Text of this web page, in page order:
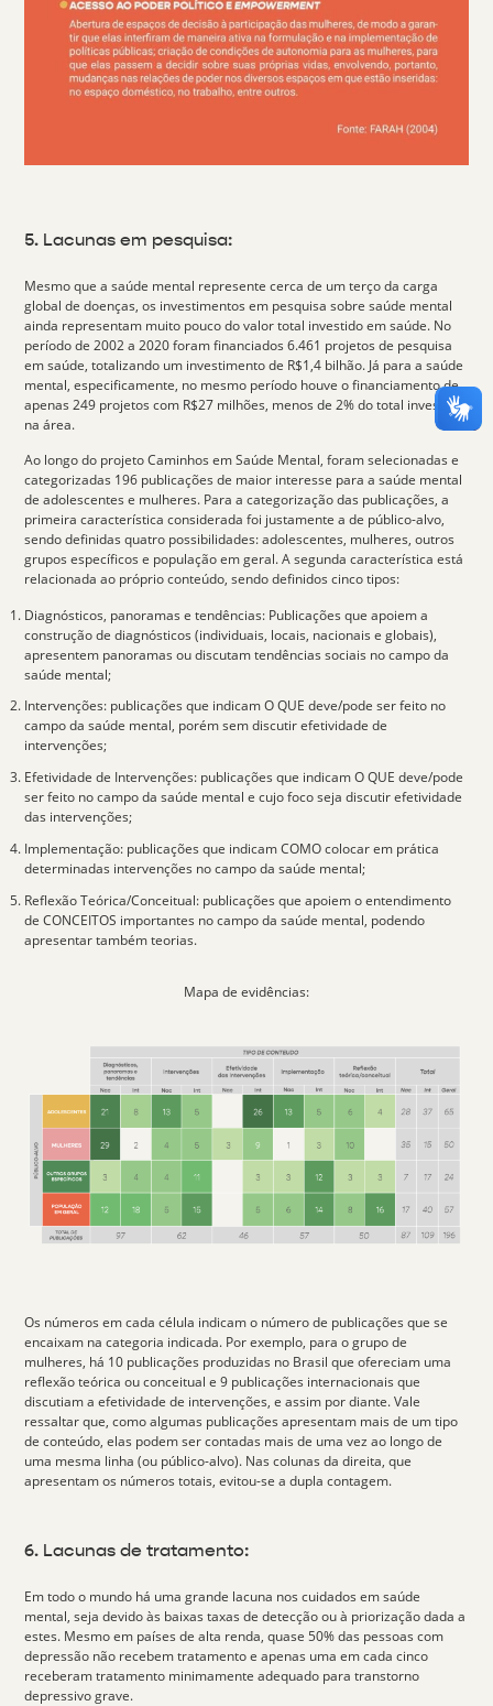
5. Lacunas em pesquisa:
Mesmo que a saúde mental represente cerca de um terço da carga
global de doenças, os investimentos em pesquisa sobre saúde mental
ainda representam muito pouco do valor total investido em saúde. No
período de 2002 a 2020 foram financiados 6.461 projetos de pesquisa
em saúde, totalizando um investimento de R$1,4 bilhão. Já para a saúde
mental, especificamente, no mesmo período houve o financiamento de
apenas 249 projetos com R$27 milhões, menos de 2% do total investido
na área.
Ao longo do projetoCaminhos em Saúde Mental, foramselecionadas e
categorizadas 196 publicaçõesde maior interesse para a saúde mental
de adolescentes e mulheres. Para a categorização das publicações, a
primeira característica considerada foi justamente a de público-alvo,
sendo definidas quatro possibilidades: adolescentes, mulheres, outros
grupos específicos e população em geral. A segunda característica está
relacionada ao próprio conteúdo, sendo definidos cinco tipos:
Diagnósticos, panoramas e tendências: Publicações que apoiem a
construção de diagnósticos (individuais, locais, nacionais e globais),
apresentem panoramas ou discutam tendências sociais no campo da
saúde mental;
Intervenções: publicações que indicam O QUE deve/pode ser feito no
campo da saúde mental, porém sem discutir efetividade de
intervenções;
Efetividade de Intervenções: publicações que indicam O QUE deve/pode
ser feito no campo da saúde mental e cujo foco seja discutir efetividade
das intervenções;
Implementação: publicações que indicam COMO colocar em prática
determinadas intervenções no campo da saúde mental;
Reflexão Teórica/Conceitual: publicações que apoiem o entendimento
de CONCEITOS importantes no campo da saúde mental, podendo
apresentar também teorias.
Mapa de evidências:
Os números em cada célula indicam o número de publicações que se
encaixam na categoria indicada. Por exemplo, para o grupo de
mulheres, há 10 publicações produzidas no Brasil que ofereciam uma
reflexão teórica ou conceitual e 9 publicações internacionais que
discutiam a efetividade de intervenções, e assim por diante. Vale
ressaltar que, como algumas publicações apresentam mais de um tipo
de conteúdo, elas podem ser contadas mais de uma vez ao longo de
uma mesma linha (ou público-alvo). Nas colunas da direita, que
apresentam os números totais, evitou-se a dupla contagem.
6. Lacunas de tratamento:
Em todo o mundo há uma grande lacuna nos cuidados em saúde
mental , seja devido às baixas taxas de detecção ou à priorização dada a
estes. Mesmo em países de alta renda, quase 50% das pessoas com
depressão não recebem tratamento e apenas uma em cada cinco
receberam tratamento minimamente adequado para transtorno
depressivo grave.